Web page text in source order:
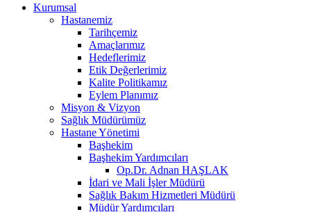
Kurumsal
Hastanemiz
Tarihçemiz
Amaçlarımız
Hedeflerimiz
Etik Değerlerimiz
Kalite Politikamız
Eylem Planımız
Misyon & Vizyon
Sağlık Müdürümüz
Hastane Yönetimi
Başhekim
Başhekim Yardımcıları
Op.Dr. Adnan HAŞLAK
İdari ve Mali İşler Müdürü
Sağlık Bakım Hizmetleri Müdürü
Müdür Yardımcıları